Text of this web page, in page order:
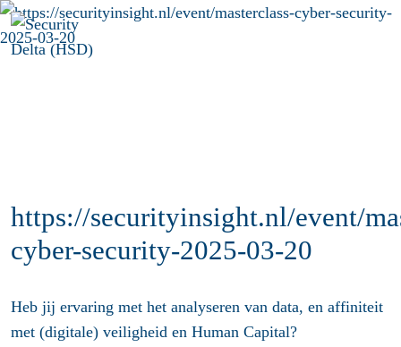
https://securityinsight.nl/event/
cyber-security-2025-03-20
Heb jij ervaring met het analyseren van data, en affiniteit
met (digitale) veiligheid en Human Capital?